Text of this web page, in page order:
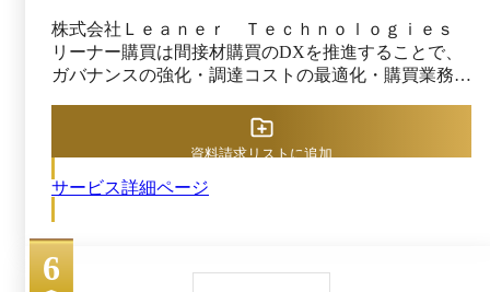
去の回答履歴から回答したり、ロットごとに回答
したりできます。また、取引先ごとの評価スコア
を比較しながら選定、承認も行えるほか、材料費
株式会社Ｌｅａｎｅｒ Ｔｅｃｈｎｏｌｏｇｉｅｓ
リーナー購買は間接材購買のDXを推進することで、
ガバナンスの強化・調達コストの最適化・購買業務の
サイトとリーナー購買を連携することで、間接材購買
サイトの一元化が可能です。煩雑なECサイトごとの
グ、自社カタログとの横断検が行えます。 企業推奨
制ができます。また、価格や購買条件が変動する間接
材、リーナー購買に登録されていない間接材の発注も
行えるため、間接材全体の購買に活用可能です。 購
サービス詳細ページ
資料請求リストに追加
6